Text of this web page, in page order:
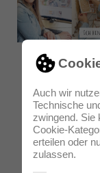
Auch wir
Technische
zwingend. Sie
Cookie-
erteilen oder
zulassen.